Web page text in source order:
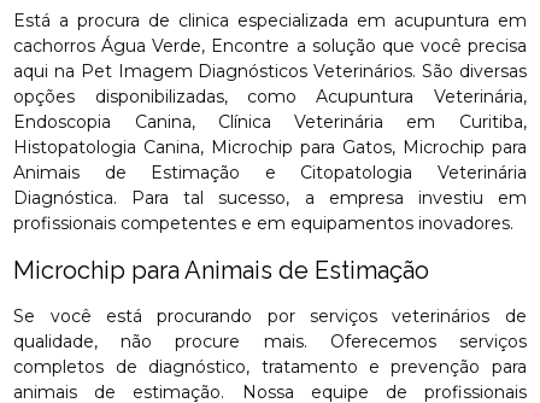
Está a procura de clinica especializada em acupuntura em
cachorros Água Verde, Encontre a solução que você precisa
aqui na Pet Imagem Diagnósticos Veterinários. São diversas
opções disponibilizadas, como Acupuntura Veterinária,
Endoscopia Canina, Clínica Veterinária em Curitiba,
Histopatologia Canina, Microchip para Gatos, Microchip para
Animais de Estimação e Citopatologia Veterinária
Diagnóstica. Para tal sucesso, a empresa investiu em
profissionais competentes e em equipamentos inovadores.
Microchip para Animais de Estimação
Se você está procurando por serviços veterinários de
qualidade, não procure mais. Oferecemos serviços
completos de diagnóstico, tratamento e prevenção para
animais de estimação. Nossa equipe de profissionais